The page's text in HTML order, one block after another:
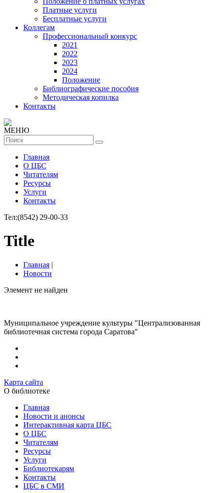
Платные услуги
Бесплатные услуги
Коллегам
Профессиональный конкурс
2021
2022
2023
2024
Положение
Библиографические пособия
Методическая копилка
Контакты
МЕНЮ
Главная
О ЦБС
Читателям
Ресурсы
Услуги
Контакты
Тел:(8542) 29-00-33
Title
Главная |
Новости
Элемент не найден
Муниципальное учреждение культуры "Централизованная
библиотечная система города Саратова"
Карта сайта
О библиотеке
Главная
Новости и анонсы
Интерактивная карта ЦБС
О ЦБС
Читателям
Ресурсы
Услуги
Библиотекарям
Контакты
ЦБС в СМИ